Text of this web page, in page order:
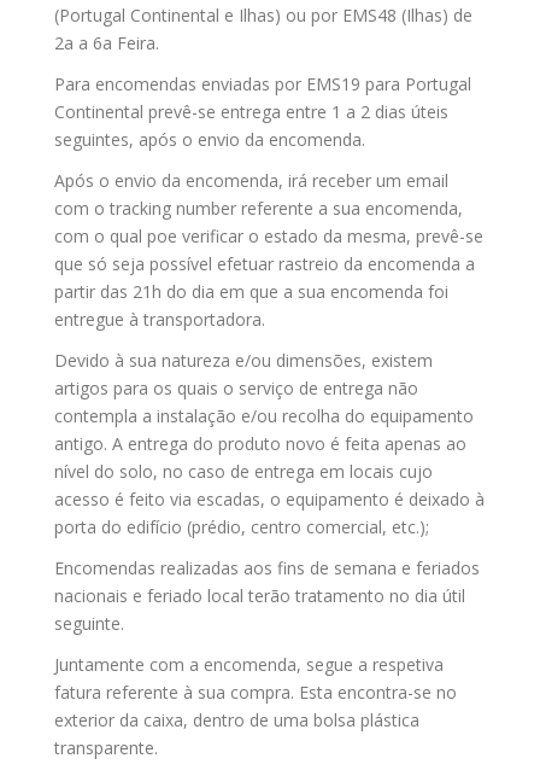
(Portugal Continental e Ilhas) ou por EMS48 (Ilhas) de
2a a 6a Feira.
Para encomendas enviadas por EMS19 para Portugal
Continental prevê-se entrega entre 1 a 2 dias úteis
seguintes, após o envio da encomenda.
Após o envio da encomenda, irá receber um email
com o tracking number referente a sua encomenda,
com o qual poe verificar o estado da mesma, prevê-se
que só seja possível efetuar rastreio da encomenda a
partir das 21h do dia em que a sua encomenda foi
entregue à transportadora.
Devido à sua natureza e/ou dimensões, existem
artigos para os quais o serviço de entrega não
contempla a instalação e/ou recolha do equipamento
antigo. A entrega do produto novo é feita apenas ao
nível do solo, no caso de entrega em locais cujo
acesso é feito via escadas, o equipamento é deixado à
porta do edifício (prédio, centro comercial, etc.);
Encomendas realizadas aos fins de semana e feriados
nacionais e feriado local terão tratamento no dia útil
seguinte.
Juntamente com a encomenda, segue a respetiva
fatura referente à sua compra. Esta encontra-se no
exterior da caixa, dentro de uma bolsa plástica
transparente.